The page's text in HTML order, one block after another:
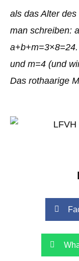
als das Alter
man schreiben:
und m=4 (und
Das rothaarige